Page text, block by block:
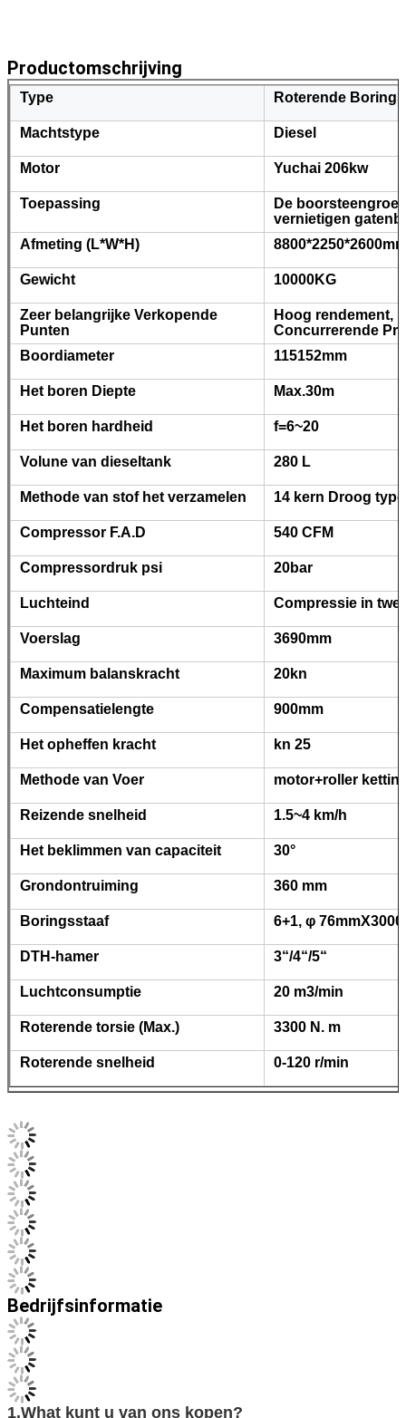
Productomschrijving
Type Roterende
Machtstype Diesel
Motor Yuchai 206kw
Toepassing
De
Afmeting (L*W*H)
Gewicht 10000KG
Zeer belangrijke Verkopende
Punten
Hoog rendement,
Concurrerende
Het boren Diepte Max.30m
Volune van dieseltank
Methode van stof het verzamelen
Luchteind
Voerslag
Maximum balanskracht
Compensatielengte
Het opheffen kracht
Methode van Voer
Reizende snelheid
Het beklimmen van capaciteit